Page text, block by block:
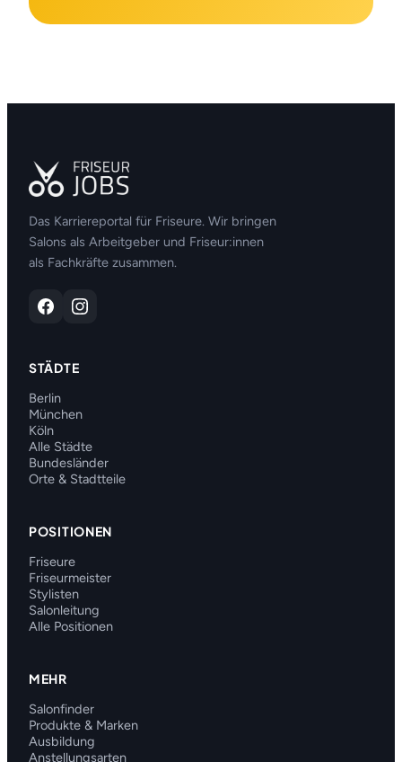
Das Karriereportal für Friseure. Wir bringen
Salons als Arbeitgeber und Friseur:innen
als Fachkräfte zusammen.
STÄDTE
Berlin
München
Köln
Alle Städte
Bundesländer
Orte & Stadtteile
POSITIONEN
Friseure
Friseurmeister
Stylisten
Salonleitung
Alle Positionen
MEHR
Salonfinder
Produkte & Marken
Ausbildung
Anstellungsarten